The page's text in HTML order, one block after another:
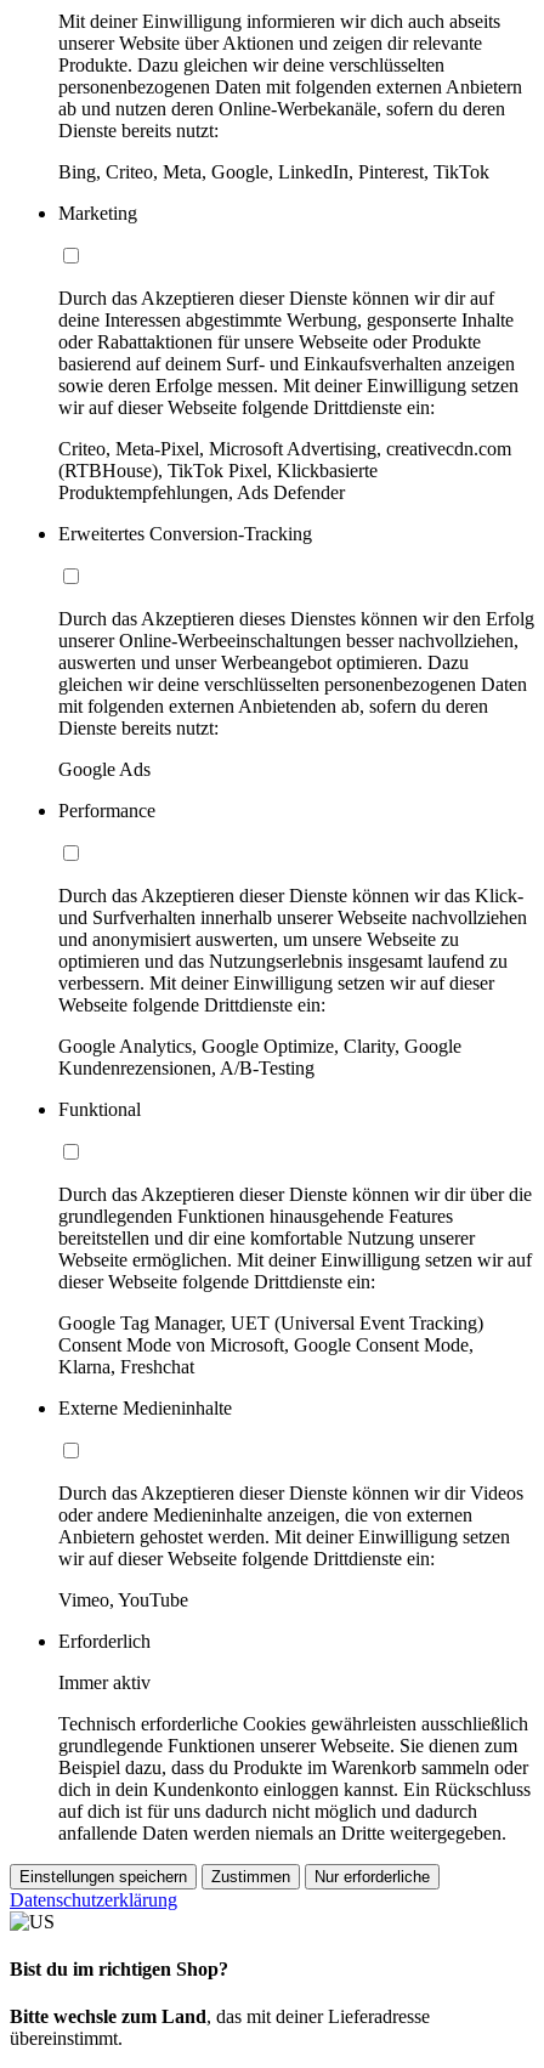
Mit deiner Einwilligung informieren wir dich auch abseits
unserer Website über Aktionen und zeigen dir relevante
Produkte. Dazu gleichen wir deine verschlüsselten
personenbezogenen Daten mit folgenden externen Anbietern
ab und nutzen deren Online-Werbekanäle, sofern du deren
Dienste bereits nutzt:
Bing, Criteo, Meta, Google, LinkedIn, Pinterest, TikTok
Marketing
Durch das Akzeptieren dieser Dienste können wir dir auf
deine Interessen abgestimmte Werbung, gesponserte Inhalte
oder Rabattaktionen für unsere Webseite oder Produkte
basierend auf deinem Surf- und Einkaufsverhalten anzeigen
sowie deren Erfolge messen. Mit deiner Einwilligung setzen
wir auf dieser Webseite folgende Drittdienste ein:
Criteo, Meta-Pixel, Microsoft Advertising, creativecdn.com
(RTBHouse), TikTok Pixel, Klickbasierte
Produktempfehlungen, Ads Defender
Erweitertes Conversion-Tracking
Durch das Akzeptieren dieses Dienstes können wir den Erfolg
unserer Online-Werbeeinschaltungen besser nachvollziehen,
auswerten und unser Werbeangebot optimieren. Dazu
gleichen wir deine verschlüsselten personenbezogenen Daten
mit folgenden externen Anbietenden ab, sofern du deren
Dienste bereits nutzt:
Google Ads
Performance
Durch das Akzeptieren dieser Dienste können wir das Klick-
und Surfverhalten innerhalb unserer Webseite nachvollziehen
und anonymisiert auswerten, um unsere Webseite zu
optimieren und das Nutzungserlebnis insgesamt laufend zu
verbessern. Mit deiner Einwilligung setzen wir auf dieser
Webseite folgende Drittdienste ein:
Google Analytics, Google Optimize, Clarity, Google
Kundenrezensionen, A/B-Testing
Funktional
Durch das Akzeptieren dieser Dienste können wir dir über die
grundlegenden Funktionen hinausgehende Features
bereitstellen und dir eine komfortable Nutzung unserer
Webseite ermöglichen. Mit deiner Einwilligung setzen wir auf
dieser Webseite folgende Drittdienste ein:
Google Tag Manager, UET (Universal Event Tracking)
Consent Mode von Microsoft, Google Consent Mode,
Klarna, Freshchat
Externe Medieninhalte
Durch das Akzeptieren dieser Dienste können wir dir Videos
oder andere Medieninhalte anzeigen, die von externen
Anbietern gehostet werden. Mit deiner Einwilligung setzen
wir auf dieser Webseite folgende Drittdienste ein:
Vimeo, YouTube
Erforderlich
Immer aktiv
Technisch erforderliche Cookies gewährleisten ausschließlich
grundlegende Funktionen unserer Webseite. Sie dienen zum
Beispiel dazu, dass du Produkte im Warenkorb sammeln oder
dich in dein Kundenkonto einloggen kannst. Ein Rückschluss
auf dich ist für uns dadurch nicht möglich und dadurch
anfallende Daten werden niemals an Dritte weitergegeben.
Einstellungen speichern Zustimmen Nur erforderliche
Datenschutzerklärung
Bist du im richtigen Shop?
Bitte wechsle zum Land, das mit deiner Lieferadresse
übereinstimmt.